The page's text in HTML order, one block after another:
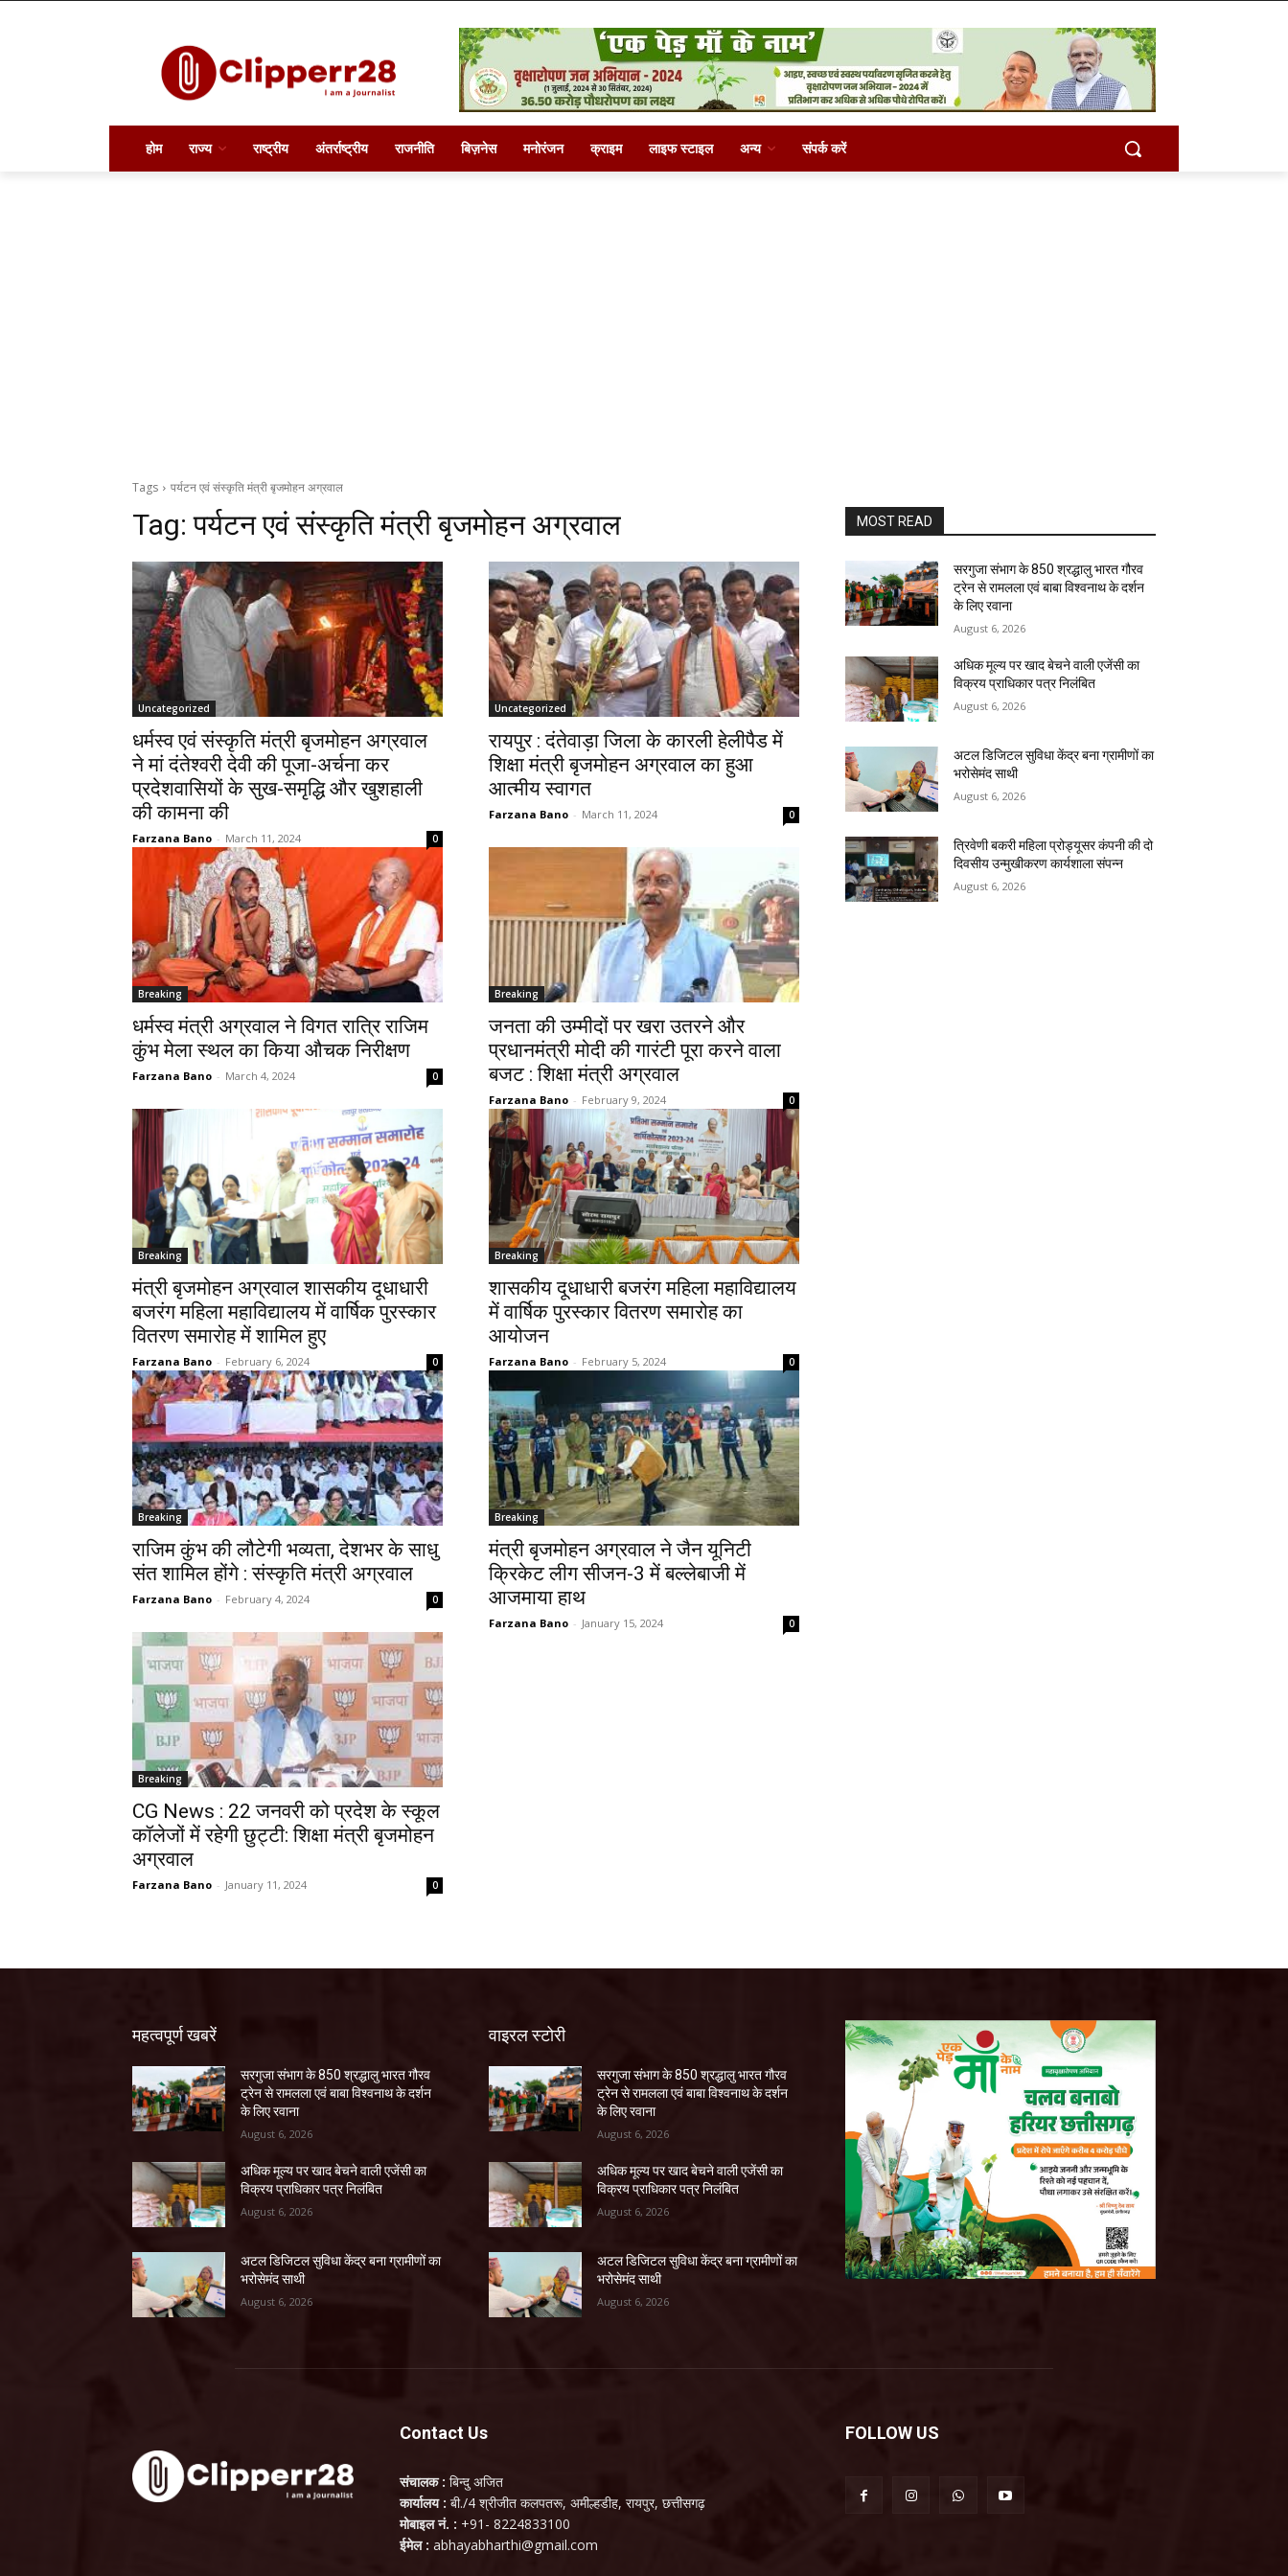
होम राज्य राष्ट्रीय अंतर्राष्ट्रीय राजनीति बिज़नेस मनोरंजन क्राइम लाइफ स्टाइल अन्य संपर्क करें
Tags पर्यटन एवं संस्कृति मंत्री बृजमोहन अग्रवाल
Tag:पर्यटन एवं संस्कृति मंत्री बृजमोहन अग्रवाल
Uncategorized
धर्मस्व एवं संस्कृति मंत्री बृजमोहन अग्रवाल
ने मां दंतेश्वरी देवी की पूजा-अर्चना कर
प्रदेशवासियों के सुख-समृद्धि और खुशहाली
की कामना की
Farzana Bano - March 11, 2024 0
Uncategorized
रायपुर : दंतेवाड़ा जिला के कारली हेलीपैड में
शिक्षा मंत्री बृजमोहन अग्रवाल का हुआ
आत्मीय स्वागत
Farzana Bano - March 11, 2024 0
Breaking
धर्मस्व मंत्री अग्रवाल ने विगत रात्रि राजिम
कुंभ मेला स्थल का किया औचक निरीक्षण
Farzana Bano - March 4, 2024 0
Breaking
जनता की उम्मीदों पर खरा उतरने और
प्रधानमंत्री मोदी की गारंटी पूरा करने वाला
बजट : शिक्षा मंत्री अग्रवाल
Farzana Bano - February 9, 2024 0
Breaking
मंत्री बृजमोहन अग्रवाल शासकीय दूधाधारी
बजरंग महिला महाविद्यालय में वार्षिक पुरस्कार
वितरण समारोह में शामिल हुए
Farzana Bano - February 6, 2024 0
Breaking
शासकीय दूधाधारी बजरंग महिला महाविद्यालय
में वार्षिक पुरस्कार वितरण समारोह का
आयोजन
Farzana Bano - February 5, 2024 0
Breaking
राजिम कुंभ की लौटेगी भव्यता, देशभर के साधु
संत शामिल होंगे : संस्कृति मंत्री अग्रवाल
Farzana Bano - February 4, 2024 0
Breaking
मंत्री बृजमोहन अग्रवाल ने जैन यूनिटी
क्रिकेट लीग सीजन-3 में बल्लेबाजी में
आजमाया हाथ
Farzana Bano - January 15, 2024 0
Breaking
CG News : 22 जनवरी को प्रदेश के स्कूल
कॉलेजों में रहेगी छुट्टी: शिक्षा मंत्री बृजमोहन
अग्रवाल
Farzana Bano - January 11, 2024 0
MOST READ
सरगुजा संभाग के 850 श्रद्धालु भारत गौरव
ट्रेन से रामलला एवं बाबा विश्वनाथ के दर्शन
के लिए रवाना
August 6, 2026
अधिक मूल्य पर खाद बेचने वाली एजेंसी का
विक्रय प्राधिकार पत्र निलंबित
August 6, 2026
अटल डिजिटल सुविधा केंद्र बना ग्रामीणों का
भरोसेमंद साथी
August 6, 2026
त्रिवेणी बकरी महिला प्रोड्यूसर कंपनी की दो
दिवसीय उन्मुखीकरण कार्यशाला संपन्न
August 6, 2026
महत्वपूर्ण खबरें
सरगुजा संभाग के 850 श्रद्धालु भारत गौरव
ट्रेन से रामलला एवं बाबा विश्वनाथ के दर्शन
के लिए रवाना
August 6, 2026
अधिक मूल्य पर खाद बेचने वाली एजेंसी का
विक्रय प्राधिकार पत्र निलंबित
August 6, 2026
अटल डिजिटल सुविधा केंद्र बना ग्रामीणों का
भरोसेमंद साथी
August 6, 2026
वाइरल स्टोरी
सरगुजा संभाग के 850 श्रद्धालु भारत गौरव
ट्रेन से रामलला एवं बाबा विश्वनाथ के दर्शन
के लिए रवाना
August 6, 2026
अधिक मूल्य पर खाद बेचने वाली एजेंसी का
विक्रय प्राधिकार पत्र निलंबित
August 6, 2026
अटल डिजिटल सुविधा केंद्र बना ग्रामीणों का
भरोसेमंद साथी
August 6, 2026
Contact Us
संचालक : बिन्दु अजित
कार्यालय : बी./4 श्रीजीत कलपतरू, अमील्हडीह, रायपुर, छत्तीसगढ़
मोबाइल नं. : +91- 8224833100
ईमेल : abhayabharthi@gmail.com
FOLLOW US